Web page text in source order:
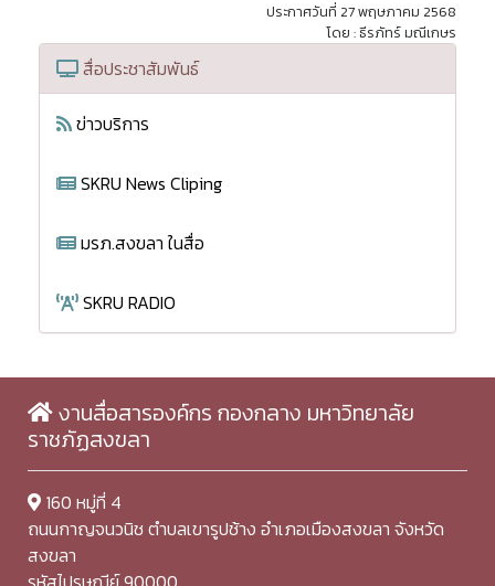
ประกาศวันที่ 27 พฤษภาคม 2568
โดย : ธีรภัทร์ มณีเกษร
สื่อประชาสัมพันธ์
ข่าวบริการ
SKRU News Cliping
มรภ.สงขลา ในสื่อ
SKRU RADIO
งานสื่อสารองค์กร กองกลาง มหาวิทยาลัย
ราชภัฏสงขลา
160 หมู่ที่ 4
ถนนกาญจนวนิช ตำบลเขารูปช้าง อำเภอเมืองสงขลา จังหวัด
สงขลา